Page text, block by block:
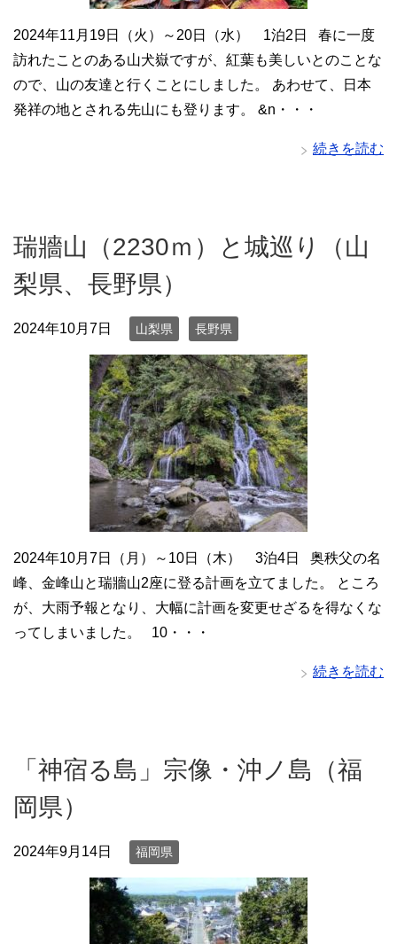
2024年11月19日（火）～20日（水） 1泊2日 春に一度
訪れたことのある山犬嶽ですが、紅葉も美しいとのことな
ので、山の友達と行くことにしました。 あわせて、日本
発祥の地とされる先山にも登ります。 &n・・・
続きを読む
瑞牆山（2230ｍ）と城巡り（山
梨県、長野県）
2024年10月7日 山梨県 長野県
2024年10月7日（月）～10日（木） 3泊4日 奥秩父の名
峰、金峰山と瑞牆山2座に登る計画を立てました。 ところ
が、大雨予報となり、大幅に計画を変更せざるを得なくな
ってしまいました。 10・・・
続きを読む
「神宿る島」宗像・沖ノ島（福
岡県）
2024年9月14日 福岡県